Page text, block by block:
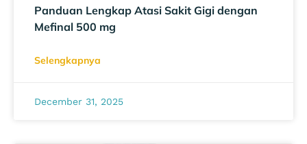
Panduan Lengkap Atasi Sakit Gigi dengan
Mefinal 500 mg
Selengkapnya
December 31, 2025